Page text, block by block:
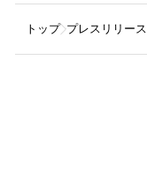
トップ プレスリリース